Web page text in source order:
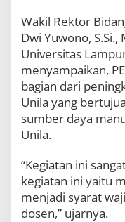
Wakil Rektor
Dwi Yuwono,
Universitas
menyampaikan,
bagian dari
Unila yang
sumber daya
Unila.
“Kegiatan ini
kegiatan ini yaitu
menjadi syarat
dosen,” ujarnya.